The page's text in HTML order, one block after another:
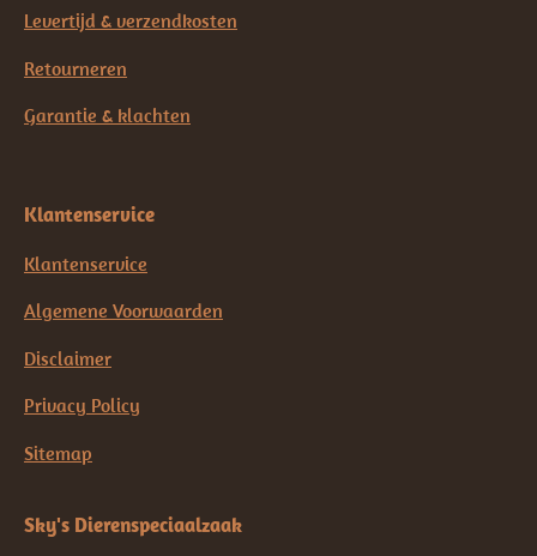
Levertijd & verzendkosten
Retourneren
Garantie & klachten
Klantenservice
Klantenservice
Algemene Voorwaarden
Disclaimer
Privacy Policy
Sitemap
Sky's Dierenspeciaalzaak